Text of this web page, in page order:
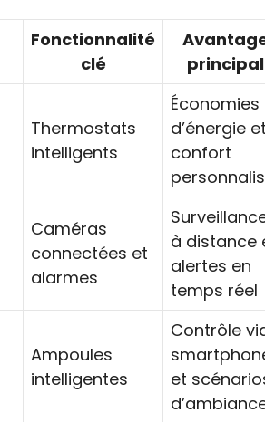
Fonctionnalité
clé
principal
Thermostats
intelligents
Économies
d’énergie
confort
Caméras
connectées et
alarmes
à distance
alertes en
temps réel
Ampoules
intelligentes
Contrôle
et